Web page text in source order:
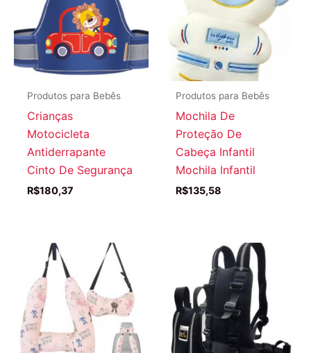
Produtos para Bebês
Crianças
Motocicleta
Antiderrapante
Cinto De Segurança
R$180,37
Produtos para Bebês
Mochila De
Proteção De
Cabeça Infantil
Mochila Infantil
R$135,58